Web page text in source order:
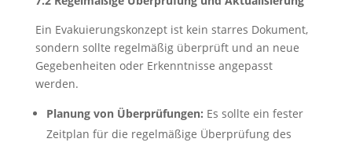
Ein Evakuierungskonzept ist kein starres Dokument,
sondern sollte regelmäßig überprüft und an neue
Gegebenheiten oder Erkenntnisse angepasst
werden.
Planung von Überprüfungen: Es sollte ein fester
Zeitplan für die regelmäßige Überprüfung des